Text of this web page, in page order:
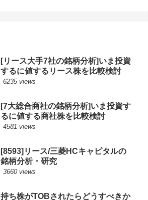
[リース大手7社の銘柄分析]いま投資
するに値するリース株を比較検討
6235 views
[7大総合商社の銘柄分析]いま投資す
るに値する商社株を比較検討
4581 views
[8593]リース/三菱HCキャピタルの
銘柄分析・研究
3660 views
持ち株がTOBされたらどうすべきか